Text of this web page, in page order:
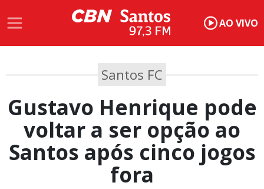
AO VIVO
Santos FC
Gustavo Henrique pode
voltar a ser opção ao
Santos após cinco jogos
fora